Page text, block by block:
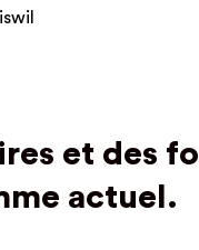
et des
actuel.